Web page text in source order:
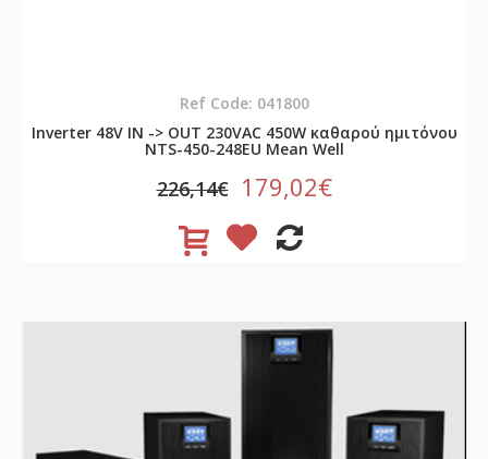
Ref Code: 041800
Inverter 48V ΙΝ -> OUT 230VAC 450W καθαρού ημιτόνου
NTS-450-248EU Mean Well
226,14€ 179,02€